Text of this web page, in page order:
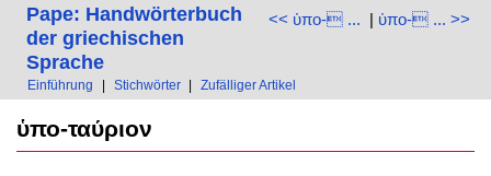
<< ὑπο- ... | ὑπο- ... >>
Pape: Handwörterbuch
der griechischen
Sprache
Einführung Stichwörter Zufälliger Artikel
ὑπο-ταύριον